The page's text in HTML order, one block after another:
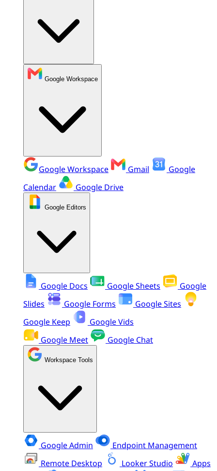
Google Workspace
Google Workspace Gmail
Google
Calendar
Google Drive
Google Editors
Google Docs Google Sheets
Google
Slides
Google Forms
Google Sites
Google Keep
Google Vids
Google Meet
Google Chat
Workspace Tools
Google Admin
Endpoint Management
Remote Desktop
Looker Studio
Apps